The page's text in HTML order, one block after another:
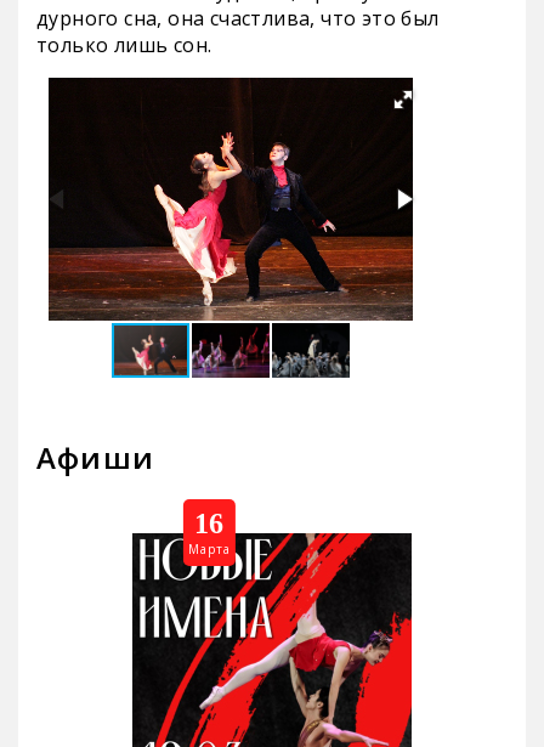
дурного сна, она счастлива, что это был
только лишь сон.
Афиши
16
Марта